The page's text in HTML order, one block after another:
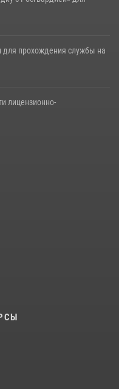
прохождения службы на
лицензионно-